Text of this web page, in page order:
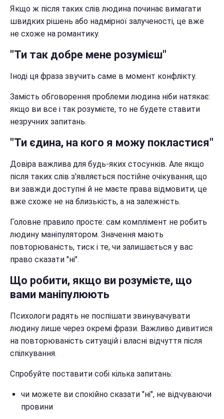
Якщо ж після таких слів людина починає вимагати
швидких рішень або надмірної залученості, це вже
не схоже на романтику.
"Ти так добре мене розумієш"
Іноді ця фраза звучить саме в момент конфлікту.
Замість обговорення проблеми людина ніби натякає:
якщо ви все і так розумієте, то не будете ставити
незручних запитань.
"Ти єдина, на кого я можу покластися"
Довіра важлива для будь-яких стосунків. Але якщо
після таких слів з'являється постійне очікування, що
ви завжди доступні й не маєте права відмовити, це
вже схоже не на близькість, а на залежність.
Головне правило просте: сам комплімент не робить
людину маніпулятором. Значення мають
повторюваність, тиск і те, чи залишається у вас
право сказати "ні".
Що робити, якщо ви розумієте, що
вами маніпулюють
Психологи радять не поспішати звинувачувати
людину лише через окремі фрази. Важливо дивитися
на повторюваність ситуацій і власні відчуття після
спілкування.
Спробуйте поставити собі кілька запитань:
чи можете ви спокійно сказати "ні", не відчуваючи
провини